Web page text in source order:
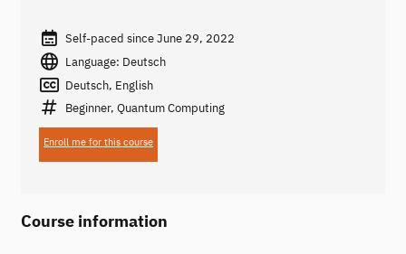
Self-paced since June 29, 2022
Language: Deutsch
Deutsch, English
Beginner, Quantum Computing
Enroll me for this course
Course information